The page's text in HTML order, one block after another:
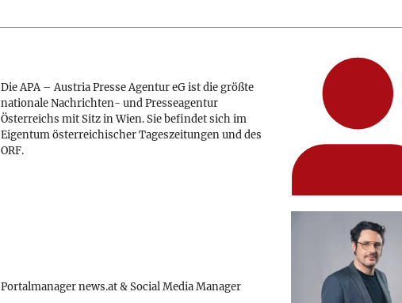
Die APA – Austria Presse Agentur eG ist die größte
nationale Nachrichten- und Presseagentur
Österreichs mit Sitz in Wien. Sie befindet sich im
Eigentum österreichischer Tageszeitungen und des
ORF.
Portalmanager news.at & Social Media Manager